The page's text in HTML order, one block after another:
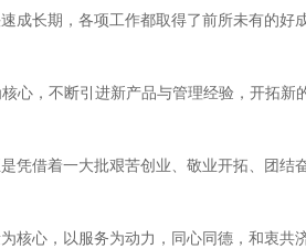
成长期，各项工作都取得了前所未有的好
心，不断引进新产品与管理经验，开拓新
凭借着一大批艰苦创业、敬业开拓、团结
核心，以服务为动力，同心同德，和衷共